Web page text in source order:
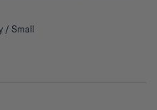
/ Small